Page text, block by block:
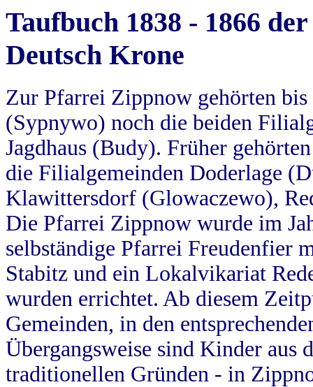
Taufbuch 1838 - 1866
Deutsch Krone
Zur Pfarrei Zippnow gehörten
(Sypnywo) noch die beiden
Jagdhaus (Budy). Früher
die Filialgemeinden Doderlage
Klawittersdorf (Glowaczewo),
Die Pfarrei Zippnow wurde im
selbständige Pfarrei Freudenfier
Stabitz und ein Lokalvikariat
wurden errichtet. Ab diesem
Gemeinden, in den
Übergangsweise sind Kinder aus
traditionellen Gründen - in